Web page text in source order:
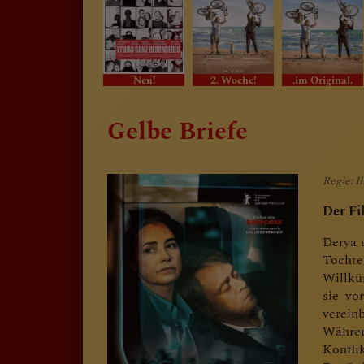
Neu! 2. Woche! .im Original.
Gelbe Briefe
Regie:
Der
Derya
sie